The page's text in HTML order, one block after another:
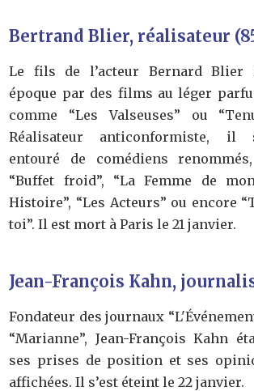
Bertrand Blier, réalisateur
Le fils de l’acteur Bernard Blier
époque par des films au léger
comme “Les Valseuses” ou
Réalisateur anticonformiste, il
entouré de comédiens
“Buffet froid”, “La Femme de
Histoire”, “Les Acteurs” ou encore
toi”. Il est mort à Paris le 21 janvier.
Jean-François Kahn,
Fondateur des journaux
“Marianne”, Jean-François Kahn
ses prises de position et ses
affichées. Il s’est éteint le 22 janvier.